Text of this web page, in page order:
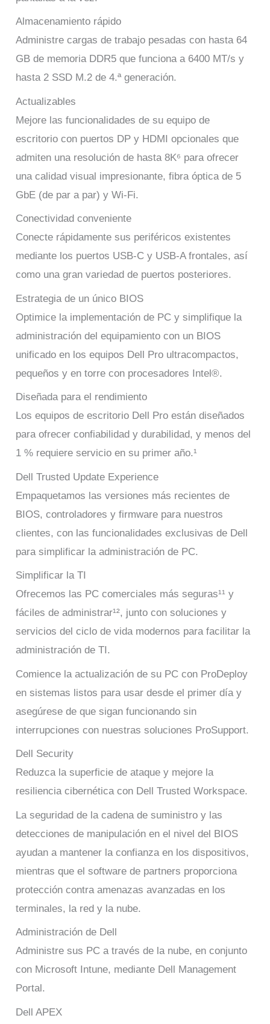
Almacenamiento rápido
Administre cargas de trabajo pesadas con hasta 64
GB de memoria DDR5 que funciona a 6400 MT/s y
hasta 2 SSD M.2 de 4.ª generación.
Actualizables
Mejore las funcionalidades de su equipo de
escritorio con puertos DP y HDMI opcionales que
admiten una resolución de hasta 8K⁶ para ofrecer
una calidad visual impresionante, fibra óptica de 5
GbE (de par a par) y Wi-Fi.
Conectividad conveniente
Conecte rápidamente sus periféricos existentes
mediante los puertos USB-C y USB-A frontales, así
como una gran variedad de puertos posteriores.
Estrategia de un único BIOS
Optimice la implementación de PC y simplifique la
administración del equipamiento con un BIOS
unificado en los equipos Dell Pro ultracompactos,
pequeños y en torre con procesadores Intel®.
Diseñada para el rendimiento
Los equipos de escritorio Dell Pro están diseñados
para ofrecer confiabilidad y durabilidad, y menos del
1 % requiere servicio en su primer año.¹
Dell Trusted Update Experience
Empaquetamos las versiones más recientes de
BIOS, controladores y firmware para nuestros
clientes, con las funcionalidades exclusivas de Dell
para simplificar la administración de PC.
Simplificar la TI
Ofrecemos las PC comerciales más seguras¹¹ y
fáciles de administrar¹², junto con soluciones y
servicios del ciclo de vida modernos para facilitar la
administración de TI.
Comience la actualización de su PC con ProDeploy
en sistemas listos para usar desde el primer día y
asegúrese de que sigan funcionando sin
interrupciones con nuestras soluciones ProSupport.
Dell Security
Reduzca la superficie de ataque y mejore la
resiliencia cibernética con Dell Trusted Workspace.
La seguridad de la cadena de suministro y las
detecciones de manipulación en el nivel del BIOS
ayudan a mantener la confianza en los dispositivos,
mientras que el software de partners proporciona
protección contra amenazas avanzadas en los
terminales, la red y la nube.
Administración de Dell
Administre sus PC a través de la nube, en conjunto
con Microsoft Intune, mediante Dell Management
Portal.
Dell APEX